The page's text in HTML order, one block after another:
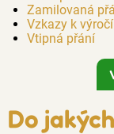
Zamilovaná
Vzkazy k výročí
Vtipná přání
Do